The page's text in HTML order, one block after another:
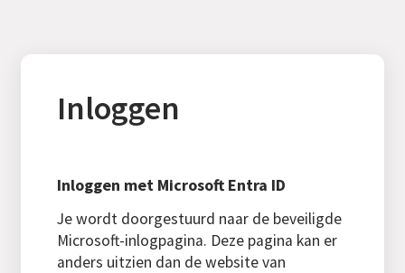
Inloggen
Inloggen met Microsoft Entra ID
Je wordt doorgestuurd naar de beveiligde
Microsoft-inlogpagina. Deze pagina kan er
anders uitzien dan de website van